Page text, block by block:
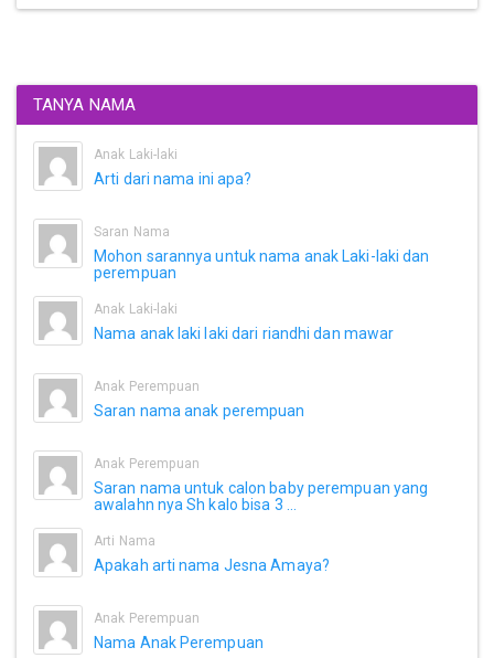
TANYA NAMA
Anak Laki-laki
Arti dari nama ini apa?
Saran Nama
Mohon sarannya untuk nama anak Laki-laki dan
perempuan
Anak Laki-laki
Nama anak laki laki dari riandhi dan mawar
Anak Perempuan
Saran nama anak perempuan
Anak Perempuan
Saran nama untuk calon baby perempuan yang
awalahn nya Sh kalo bisa 3 ...
Arti Nama
Apakah arti nama Jesna Amaya?
Anak Perempuan
Nama Anak Perempuan